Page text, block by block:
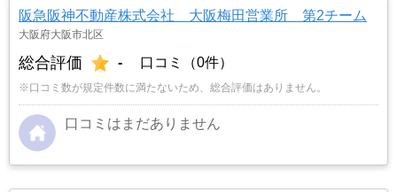
阪急阪神不動産株式会社 大阪梅田営業所 第2チーム
大阪府大阪市北区
総合評価 - 口コミ（0件）
※口コミ数が規定件数に満たないため、総合評価はありません。
口コミはまだありません